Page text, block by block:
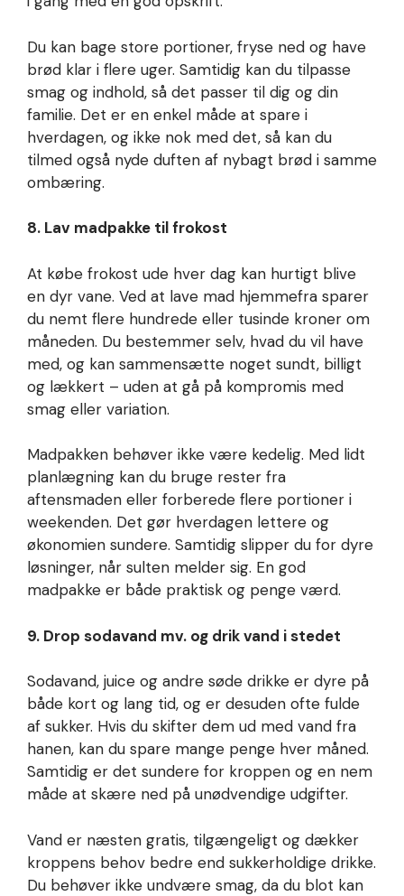
Du kan bage store portioner, fryse ned og have
brød klar i flere uger. Samtidig kan du tilpasse
smag og indhold, så det passer til dig og din
familie. Det er en enkel måde at spare i
hverdagen, og ikke nok med det, så kan du
tilmed også nyde duften af nybagt brød i samme
ombæring.
8. Lav madpakke til frokost
At købe frokost ude hver dag kan hurtigt blive
en dyr vane. Ved at lave mad hjemmefra sparer
du nemt flere hundrede eller tusinde kroner om
måneden. Du bestemmer selv, hvad du vil have
med, og kan sammensætte noget sundt, billigt
og lækkert – uden at gå på kompromis med
smag eller variation.
Madpakken behøver ikke være kedelig. Med lidt
planlægning kan du bruge rester fra
aftensmaden eller forberede flere portioner i
weekenden. Det gør hverdagen lettere og
økonomien sundere. Samtidig slipper du for dyre
løsninger, når sulten melder sig. En god
madpakke er både praktisk og penge værd.
9. Drop sodavand mv. og drik vand i stedet
Sodavand, juice og andre søde drikke er dyre på
både kort og lang tid, og er desuden ofte fulde
af sukker. Hvis du skifter dem ud med vand fra
hanen, kan du spare mange penge hver måned.
Samtidig er det sundere for kroppen og en nem
måde at skære ned på unødvendige udgifter.
Vand er næsten gratis, tilgængeligt og dækker
kroppens behov bedre end sukkerholdige drikke.
Du behøver ikke undvære smag, da du blot kan